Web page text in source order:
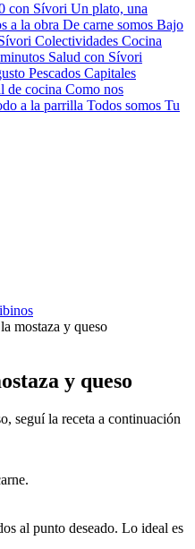
con Sívori Un plato, una
a la obra De carne somos Bajo
Colectividades Cocina
Salud con Sívori
Pescados Capitales
de cocina Como nos
a la parrilla Todos somos Tu
mostaza y queso
y queso
seguí la receta a continuación
al punto deseado. Lo ideal es